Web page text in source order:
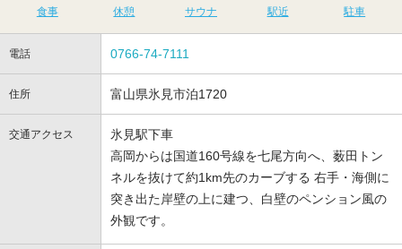
食事 休憩 サウナ 駅近 駐車
電話 0766-74-7111
住所 富山県氷見市泊1720
交通アクセス
氷見駅下車
高岡からは国道160号線を七尾方向へ、薮田トン
ネルを抜けて約1km先のカーブする 右手・海側に
突き出た岸壁の上に建つ、白壁のペンション風の
外観です。